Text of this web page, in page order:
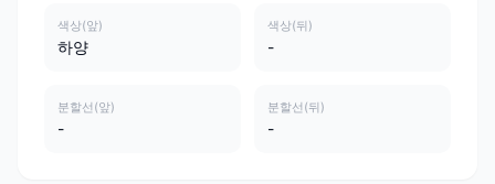
색상(앞)
하양
색상(뒤)
-
분할선(앞)
-
분할선(뒤)
-